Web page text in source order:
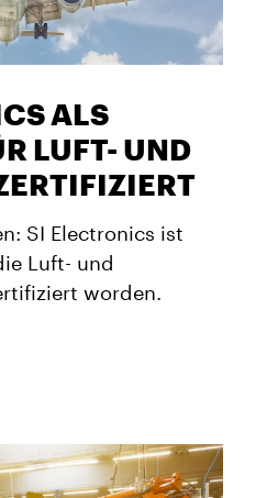
ALS
LUFT- UND
SI Electronics ist
Luft- und
worden.